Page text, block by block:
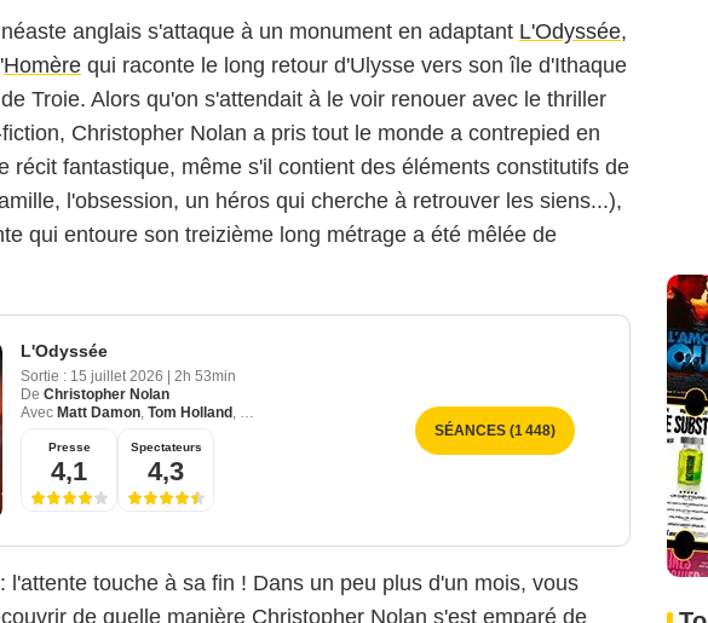
anglais s'attaque à un monument en adaptant L'Odyssée,
Homère qui raconte le long retour d'Ulysse vers son île d'Ithaque
Troie. Alors qu'on s'attendait à le voir renouer avec le thriller
Christopher Nolan a pris tout le monde a contrepied en
récit fantastique, même s'il contient des éléments constitutifs de
l'obsession, un héros qui cherche à retrouver les siens...),
qui entoure son treizième long métrage a été mêlée de
L'Odyssée
Sortie : 15 juillet 2026
2h 53min
De Christopher Nolan
Avec Matt Damon, Tom Holland , Anne Hathaway
Presse
4,1
Spectateurs
4,3
SÉANCES (1 448)
l'attente touche à sa fin ! Dans un peu plus d'un mois, vous
de quelle manière Christopher Nolan s'est emparé de